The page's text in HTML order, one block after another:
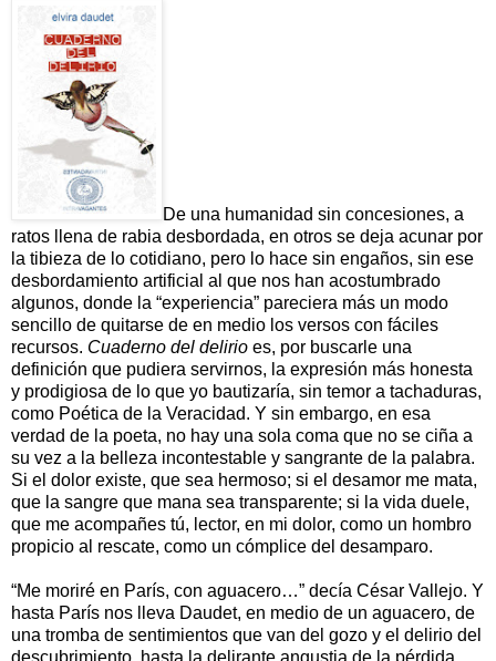
De una humanidad sin concesiones, a
ratos llena de rabia desbordada, en otros se deja acunar por
la tibieza de lo cotidiano, pero lo hace sin engaños, sin ese
desbordamiento artificial al que nos han acostumbrado
algunos, donde la “experiencia” pareciera más un modo
sencillo de quitarse de en medio los versos con fáciles
recursos. Cuaderno del delirio es, por buscarle una
definición que pudiera servirnos, la expresión más honesta
y prodigiosa de lo que yo bautizaría, sin temor a tachaduras,
como Poética de la Veracidad. Y sin embargo, en esa
verdad de la poeta, no hay una sola coma que no se ciña a
su vez a la belleza incontestable y sangrante de la palabra.
Si el dolor existe, que sea hermoso; si el desamor me mata,
que la sangre que mana sea transparente; si la vida duele,
que me acompañes tú, lector, en mi dolor, como un hombro
propicio al rescate, como un cómplice del desamparo.
“Me moriré en París, con aguacero…” decía César Vallejo. Y
hasta París nos lleva Daudet, en medio de un aguacero, de
una tromba de sentimientos que van del gozo y el delirio del
descubrimiento, hasta la delirante angustia de la pérdida.